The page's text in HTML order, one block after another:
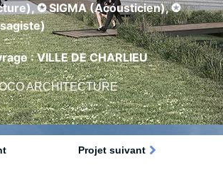
✪ SIGMA (Acousticien), ✪
: VILLE DE CHARLIEU
ARCHITECTURE
Projet suivant